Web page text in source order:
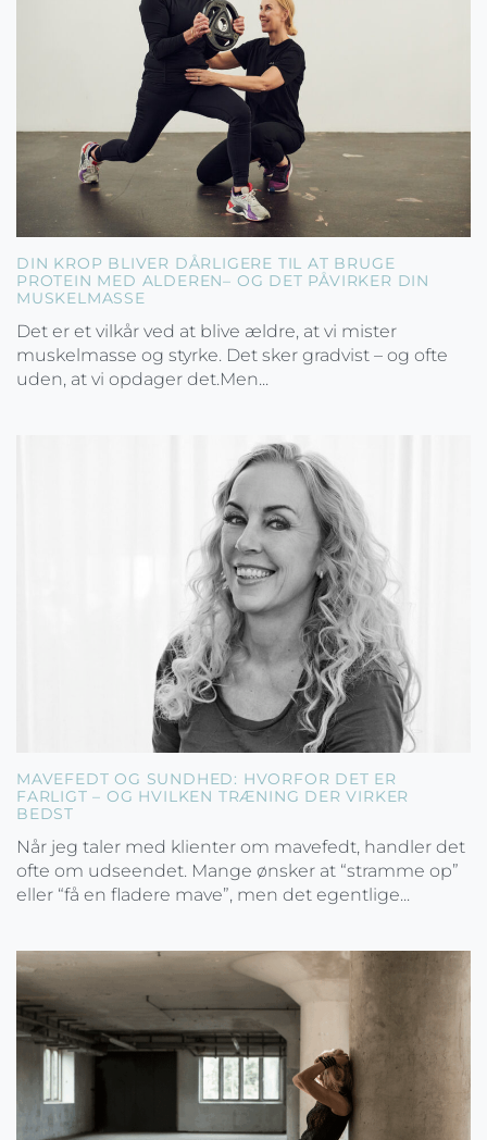
DIN KROP BLIVER DÅRLIGERE TIL AT BRUGE
PROTEIN MED ALDEREN– OG DET PÅVIRKER DIN
MUSKELMASSE
Det er et vilkår ved at blive ældre, at vi mister
muskelmasse og styrke. Det sker gradvist – og ofte
uden, at vi opdager det.Men...
MAVEFEDT OG SUNDHED: HVORFOR DET ER
FARLIGT – OG HVILKEN TRÆNING DER VIRKER
BEDST
Når jeg taler med klienter om mavefedt, handler det
ofte om udseendet. Mange ønsker at “stramme op”
eller “få en fladere mave”, men det egentlige...